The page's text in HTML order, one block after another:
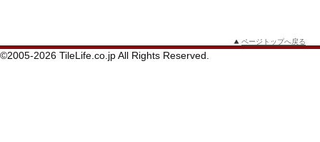
ページトップへ戻る
©2005-2026 TileLife.co.jp All Rights Reserved.